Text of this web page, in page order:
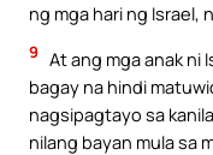
ng mga hari ng Israel,
9 At ang mga anak ni
bagay na hindi
nagsipagtayo sa
nilang bayan mula sa